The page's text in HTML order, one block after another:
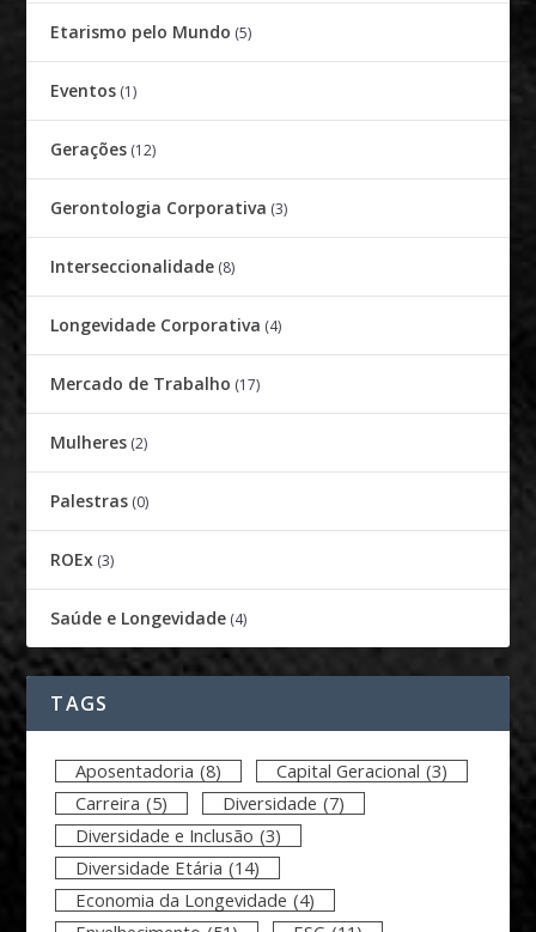
Etarismo pelo Mundo (5)
Eventos (1)
Gerações (12)
Gerontologia Corporativa (3)
Interseccionalidade (8)
Longevidade Corporativa (4)
Mercado de Trabalho (17)
Mulheres (2)
Palestras (0)
ROEx (3)
Saúde e Longevidade (4)
TAGS
Aposentadoria (8) Capital Geracional (3)
Carreira (5) Diversidade (7)
Diversidade e Inclusão (3)
Diversidade Etária (14)
Economia da Longevidade (4)